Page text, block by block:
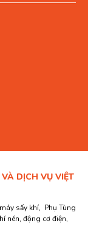
DỊCH VỤ VIỆT
sấy khí, Phụ Tùng
nén, động cơ điện,